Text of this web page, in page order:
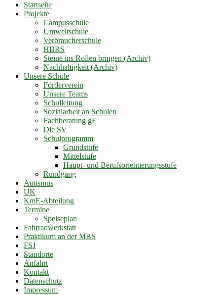
Startseite
Projekte
Campusschule
Umweltschule
Verbraucherschule
HBRS
Steine ins Rollen bringen (Archiv)
Nachhaltigkeit (Archiv)
Unsere Schule
Förderverein
Unsere Teams
Schulleitung
Sozialarbeit an Schulen
Fachberatung gE
Die SV
Schulprogramm
Grundstufe
Mittelstufe
Haupt- und Berufsorientierungsstufe
Rundgang
Autismus
UK
KmE-Abteilung
Termine
Speiseplan
Fahrradwerkstatt
Praktikum an der MBS
FSJ
Standorte
Anfahrt
Kontakt
Datenschutz
Impressum